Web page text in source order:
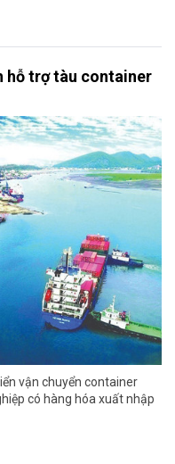
hỗ trợ tàu container
vận chuyển container
có hàng hóa xuất nhập